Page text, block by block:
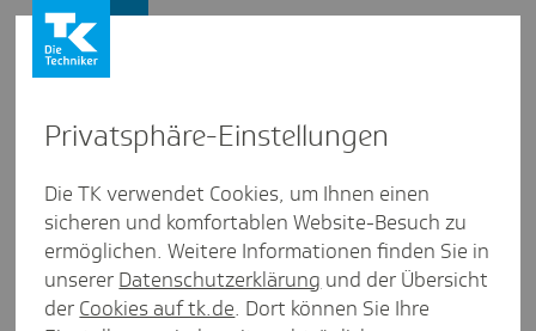
Daniel Keller
Artikel aus Berlin/Bran­den­burg
Presse und Politik Gesundheitspolitik
Privat­sphäre-Einstel­lungen
Die TK verwendet Cookies, um Ihnen einen
sicheren und komfortablen Website-Besuch zu
ermöglichen. Weitere Informationen finden Sie in
unserer Datenschutzerklärung und der Übersicht
der Cookies auf tk.de. Dort können Sie Ihre